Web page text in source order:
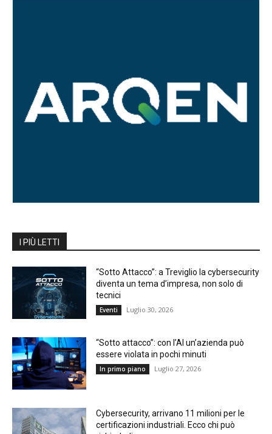
I PIÙ LETTI
“Sotto Attacco”: a Treviglio la cybersecurity
diventa un tema d’impresa, non solo di
tecnici
Eventi Luglio 30, 2026
“Sotto attacco”: con l’AI un’azienda può
essere violata in pochi minuti
In primo piano Luglio 27, 2026
Cybersecurity, arrivano 11 milioni per le
certificazioni industriali. Ecco chi può